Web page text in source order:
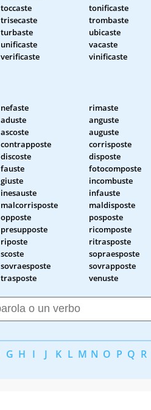
toccaste tonificaste
trisecaste trombaste
turbaste ubicaste
unificaste vacaste
verificaste vinificaste
nefaste rimaste
aduste anguste
ascoste auguste
contrapposte corrisposte
discoste disposte
fauste fotocomposte
giuste incombuste
inesauste infauste
malcorrisposte maldisposte
opposte posposte
presupposte ricomposte
riposte ritrasposte
scoste sopraesposte
sovraesposte sovrapposte
trasposte venuste
G H I J K L M N O P Q R